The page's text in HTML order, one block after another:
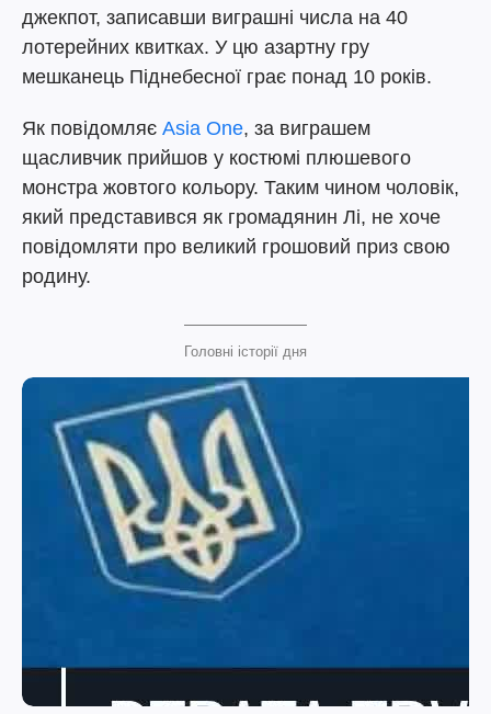
джекпот, записавши виграшні числа на 40
лотерейних квитках. У цю азартну гру
мешканець Піднебесної грає понад 10 років.
Як повідомляє Asia One, за виграшем
щасливчик прийшов у костюмі плюшевого
монстра жовтого кольору. Таким чином чоловік,
який представився як громадянин Лі, не хоче
повідомляти про великий грошовий приз свою
родину.
Головні історії дня